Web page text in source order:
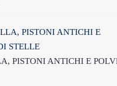
PISTONI ANTICHI E